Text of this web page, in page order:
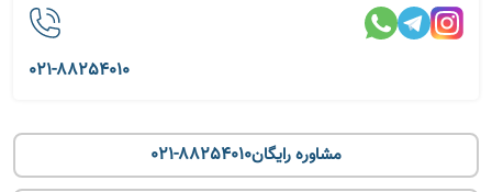
021-88254010
مشاوره رایگان021-88254010